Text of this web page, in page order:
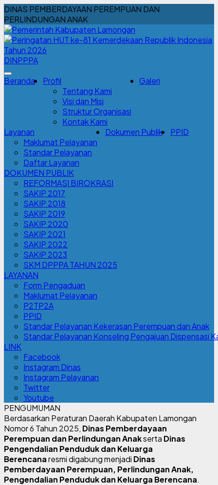
DINAS PEMBERDAYAAN PEREMPUAN DAN
PERLINDUNGAN ANAK
DINPPPA
Beranda
Profil
Tentang Kami
Visi dan Misi
Struktur Organisasi
Kontak Kami
Galeri
Layanan
Maklumat Pelayanan
Standar Pelayanan
Daftar Layanan
Dokumen Publik PPID
DOKUMEN PUBLIK
REFORMASI BIROKRASI
SAKIP 2017
SAKIP 2018
SAKIP 2019
SAKIP 2020
SAKIP 2021
SAKIP 2022
SAKIP 2023
SKM DPPPA TAHUN 2025
LAYANAN
Form Pengaduan
Maklumat Pelayanan
P2TP2A
PPID
Standar Pelayanan Kekerasan Perempuan dan Anak
Standar Pelayanan Konseling Pengajuan Dispensasi
LINK
Facebook
Instagram Dinas
Instagram Pelayanan
Twitter
Youtube
PENGUMUMAN
Berdasarkan Peraturan Daerah Kabupaten Lamongan
Nomor 6 Tahun 2025, Dinas Pemberdayaan
Perempuan dan Perlindungan Anakserta Dinas
Pengendalian Penduduk dan Keluarga
Berencanaresmi digabung menjadi Dinas
Pemberdayaan Perempuan, Perlindungan Anak,
Pengendalian Penduduk dan Keluarga Berencana.